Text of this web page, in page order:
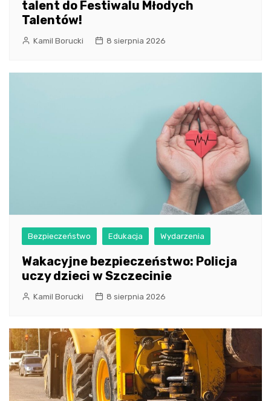
talent do Festiwalu Młodych
Talentów!
Kamil Borucki 8 sierpnia 2026
Bezpieczeństwo Edukacja Wydarzenia
Wakacyjne bezpieczeństwo: Policja
uczy dzieci w Szczecinie
Kamil Borucki 8 sierpnia 2026